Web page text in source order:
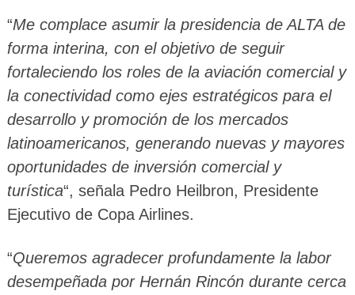
“Me complace asumir la presidencia de ALTA de
forma interina, con el objetivo de seguir
fortaleciendo los roles de la aviación comercial y
la conectividad como ejes estratégicos para el
desarrollo y promoción de los mercados
latinoamericanos, generando nuevas y mayores
oportunidades de inversión comercial y
turística“, señala Pedro Heilbron, Presidente
Ejecutivo de Copa Airlines.
“Queremos agradecer profundamente la labor
desempeñada por Hernán Rincón durante cerca